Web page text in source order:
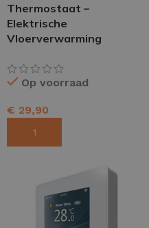
Thermostaat –
Elektrische
Vloerverwarming
Op voorraad
€ 29,90